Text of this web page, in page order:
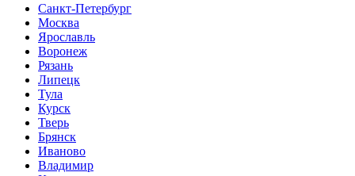
Санкт-Петербург
Москва
Ярославль
Воронеж
Рязань
Липецк
Тула
Курск
Тверь
Брянск
Иваново
Владимир